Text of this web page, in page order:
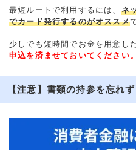
最短ルートで利用するには、 ネ
でカード発行するのがオススメ
少しでも短時間でお金を用意し
申込を済ませておいてください。
【注意】書類の持参を忘れ